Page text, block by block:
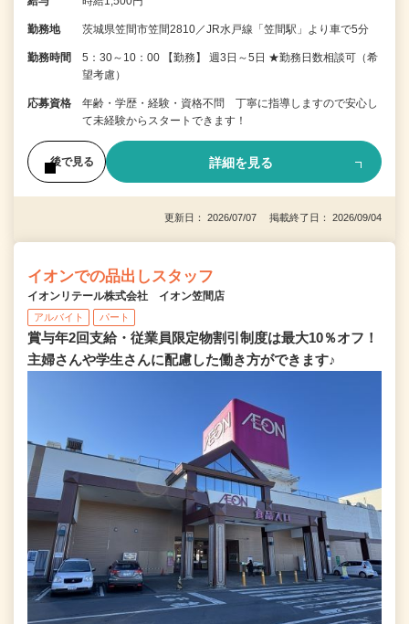
勤務地 茨城県笠間市笠間2810／JR水戸線「笠間駅」より車で5分
勤務時間
5：30～10：00 【勤務】 週3日～5日 ★勤務日数相談可（希
望考慮）
応募資格
年齢・学歴・経験・資格不問 丁寧に指導しますので安心し
て未経験からスタートできます！
後で見る 詳細を見る
更新日： 2026/07/07 掲載終了日： 2026/09/04
イオンでの品出しスタッフ
イオンリテール株式会社 イオン笠間店
アルバイト パート
賞与年2回支給・従業員限定物割引制度は最大10％オフ！
主婦さんや学生さんに配慮した働き方ができます♪